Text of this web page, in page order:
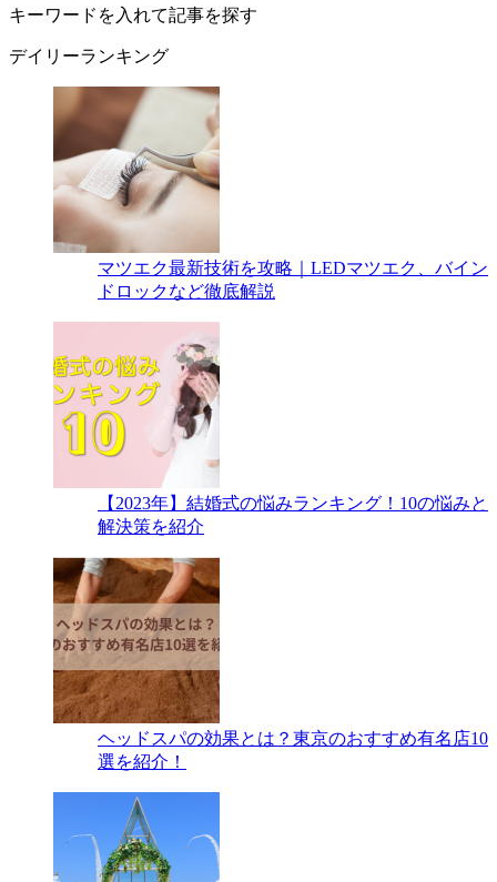
キーワードを入れて記事を探す
デイリーランキング
マツエク最新技術を攻略｜LEDマツエク、バイン
ドロックなど徹底解説
【2023年】結婚式の悩みランキング！10の悩みと
解決策を紹介
ヘッドスパの効果とは？東京のおすすめ有名店10
選を紹介！